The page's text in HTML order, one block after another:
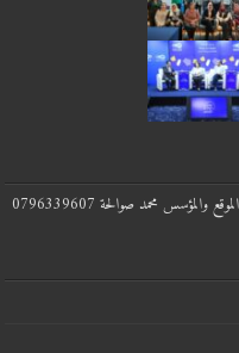
محمد صوالحة 0796339607